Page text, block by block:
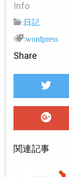
Info
:日記
:wordpress
Share
関連記事